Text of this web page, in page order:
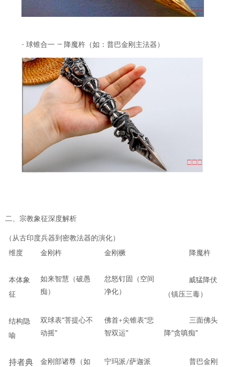
- 球锥合一 → 降魔杵 （如：普巴金刚主法器 ）
二、 宗教象征深度解析
（从古印度兵器到密教法器的演化）
维度
金刚杵 金刚橛 降魔杵
本体象
征
如来智慧（破愚
痴）
忿怒钉固（空间
净化）
威猛降伏
（镇压三毒）
结构隐
喻
双球表“菩提心不
动摇”
佛首+尖锥表“悲
智双运”
三面佛头
降“贪嗔痴”
持者典 金刚部诸尊（如 宁玛派 /萨迦派 普巴金刚